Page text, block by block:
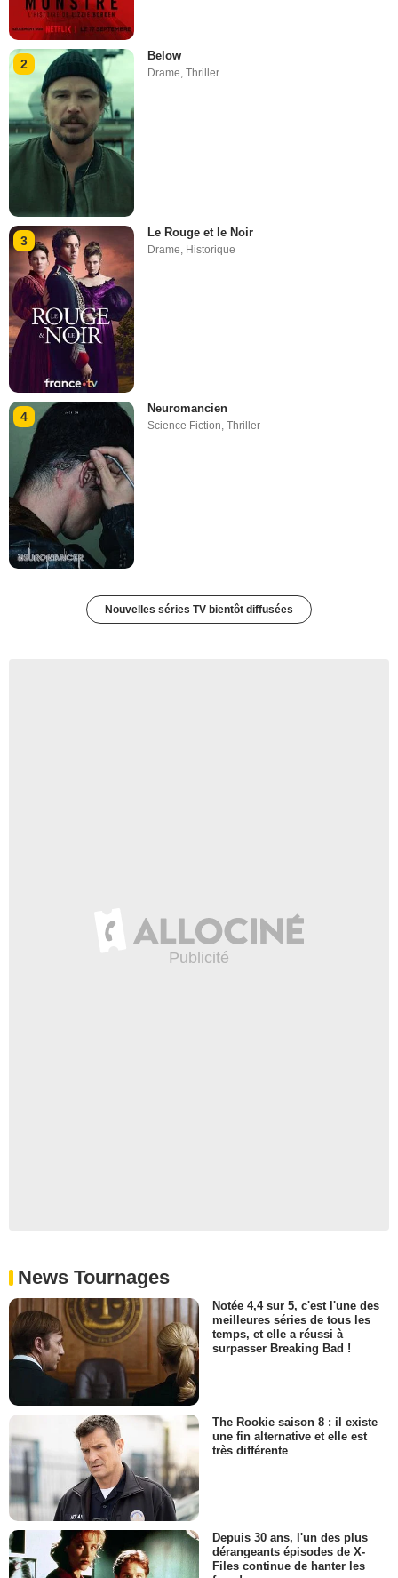
2
Below
Drame,Thriller
3
Le Rouge et le Noir
Drame Historique
4
Neuromancien
Science Fiction,Thriller
Nouvelles séries TV bientôt diffusées
News Tournages
Notée 4,4 sur 5, c'est l'une des
meilleures séries de tous les
temps, et elle a réussi à
surpasser Breaking Bad !
The Rookie saison 8 : il existe
une fin alternative et elle est
très différente
Depuis 30 ans, l'un des plus
dérangeants épisodes de X-
Files continue de hanter les